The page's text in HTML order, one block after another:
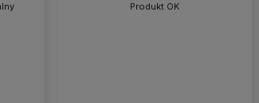
Produkt OK